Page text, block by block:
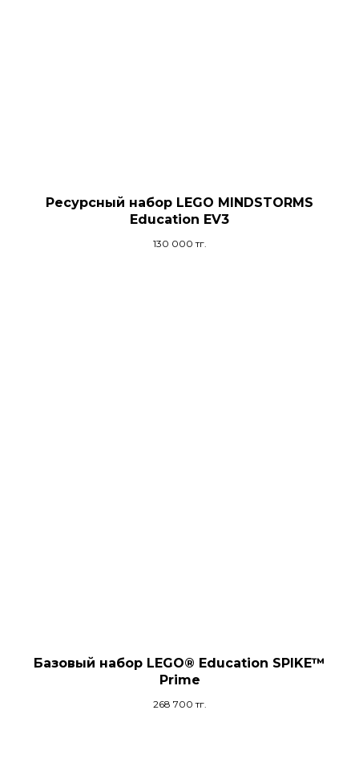
Ресурсный набор LEGO MINDSTORMS
Education EV3
130 000 тг.
Базовый набор LEGO® Education SPIKE™
Prime
268 700 тг.